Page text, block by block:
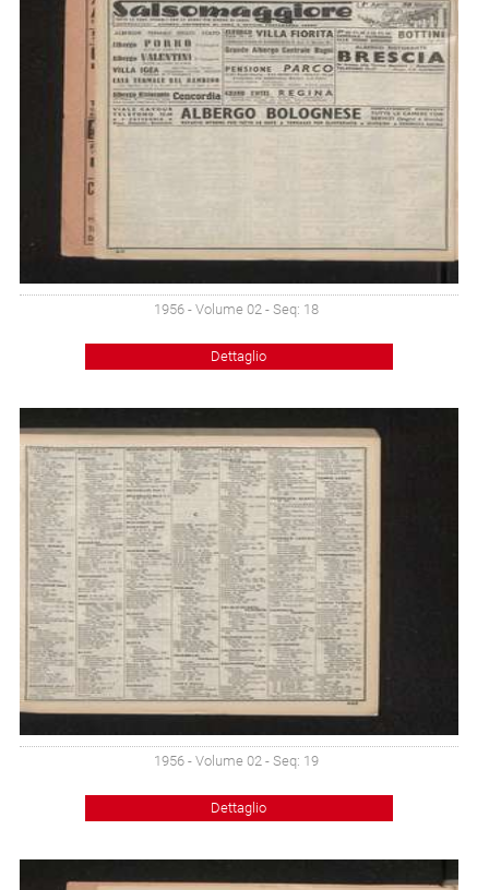
1956 - Volume 02 - Seq: 18
Dettaglio
1956 - Volume 02 - Seq: 19
Dettaglio